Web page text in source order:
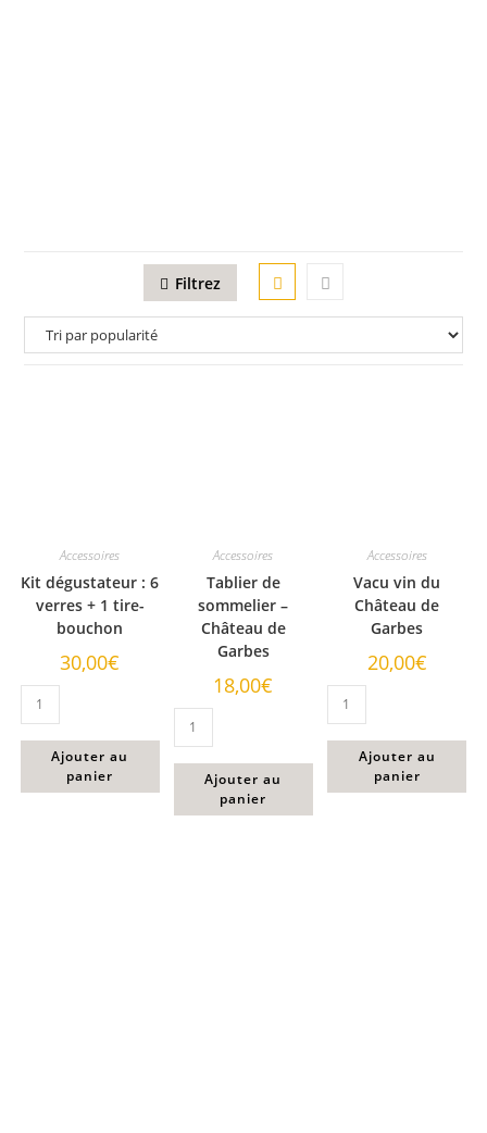
Filtrez
Accessoires
Kit dégustateur : 6
verres + 1 tire-
bouchon
30,00€
Ajouter au
panier
Accessoires
Tablier de
sommelier –
Château de
Garbes
18,00€
Ajouter au
panier
Accessoires
Vacu vin du
Château de
Garbes
20,00€
Ajouter au
panier